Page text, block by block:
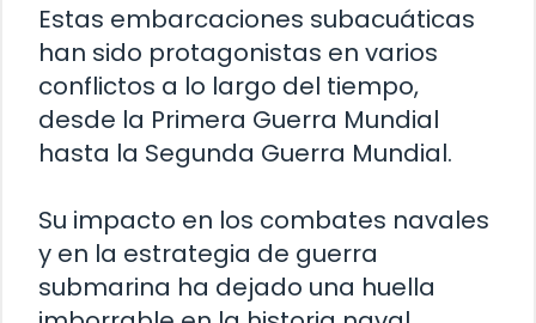
Estas embarcaciones subacuáticas
han sido protagonistas en varios
conflictos a lo largo del tiempo,
desde la Primera Guerra Mundial
hasta la Segunda Guerra Mundial.
Su impacto en los combates navales
y en la estrategia de guerra
submarina ha dejado una huella